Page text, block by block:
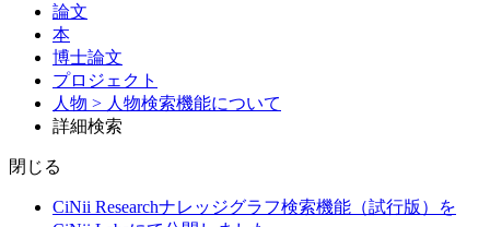
論文
本
博士論文
プロジェクト
人物 > 人物検索機能について
詳細検索
閉じる
CiNii Researchナレッジグラフ検索機能（試行版）を